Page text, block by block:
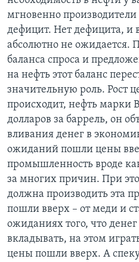
мгновенно производители
дефицит. Нет дефицита,
абсолютно не ожидается.
баланса спроса и
на нефть этот баланс
значительную роль. Рост
происходит, нефть марки
долларов за баррель, он
вливания денег в
ожиданий пошли цены
промышленность вроде
за многих причин. При
должна производить эта
пошли вверх – от меди и
ожиданиях того, что
вкладывать, на этом
цены пошли вверх. А